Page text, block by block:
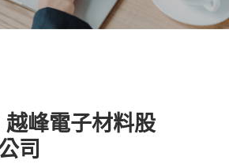
越峰電子材料股
司